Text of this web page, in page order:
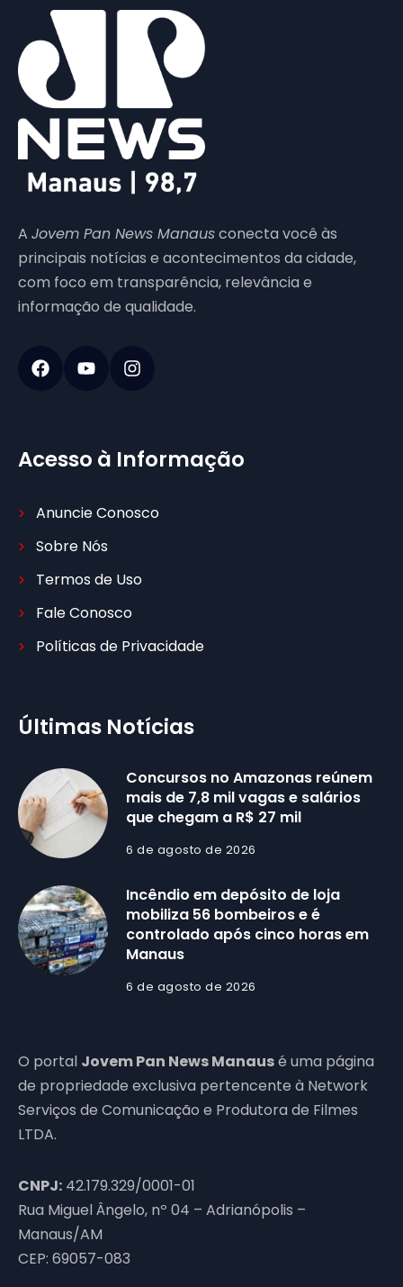
A Jovem Pan News Manausconecta você às
principais notícias e acontecimentos da cidade,
com foco em transparência, relevância e
informação de qualidade.
Acesso à Informação
Anuncie Conosco
Sobre Nós
Termos de Uso
Fale Conosco
Políticas de Privacidade
Últimas Notícias
Concursos no Amazonas reúnem
mais de 7,8 mil vagas e salários
que chegam a R$ 27 mil
6 de agosto de 2026
Incêndio em depósito de loja
mobiliza 56 bombeiros e é
controlado após cinco horas em
Manaus
6 de agosto de 2026
O portal Jovem Pan News Manausé uma página
de propriedade exclusiva pertencente à Network
Serviços de Comunicação e Produtora de Filmes
LTDA.
CNPJ: 42.179.329/0001-01
Rua Miguel Ângelo, nº 04 – Adrianópolis –
Manaus/AM
CEP: 69057-083